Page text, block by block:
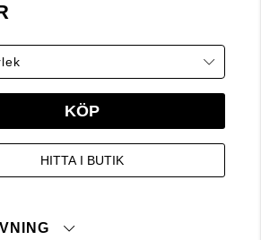
KÖP
HITTA I BUTIK